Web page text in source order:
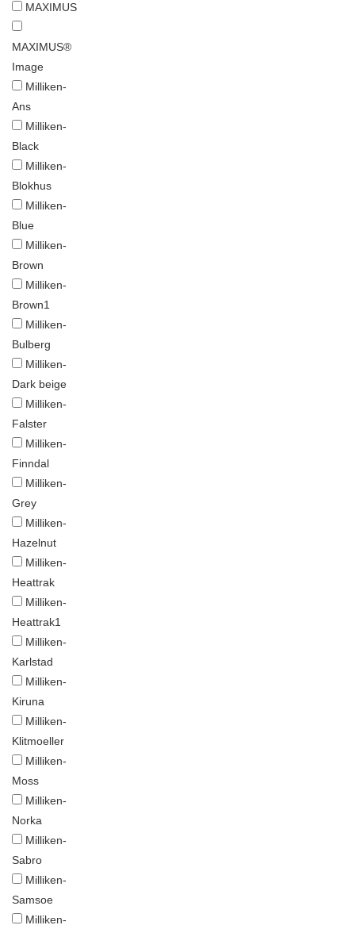
MAXIMUS
MAXIMUS®
Image
Milliken-
Ans
Milliken-
Black
Milliken-
Blokhus
Milliken-
Blue
Milliken-
Brown
Milliken-
Brown1
Milliken-
Bulberg
Milliken-
Dark beige
Milliken-
Falster
Milliken-
Finndal
Milliken-
Grey
Milliken-
Hazelnut
Milliken-
Heattrak
Milliken-
Heattrak1
Milliken-
Karlstad
Milliken-
Kiruna
Milliken-
Klitmoeller
Milliken-
Moss
Milliken-
Norka
Milliken-
Sabro
Milliken-
Samsoe
Milliken-